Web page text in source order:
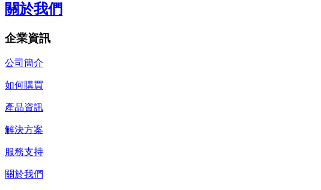
關於我們
企業資訊
公司簡介
如何購買
產品資訊
解決方案
服務支持
關於我們